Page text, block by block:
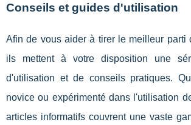
Conseils et guides d'utilisation
Afin de vous aider à tirer le meilleur parti
ils mettent à votre disposition une
d'utilisation et de conseils pratiques.
novice ou expérimenté dans l'utilisation
articles informatifs couvrent une vaste